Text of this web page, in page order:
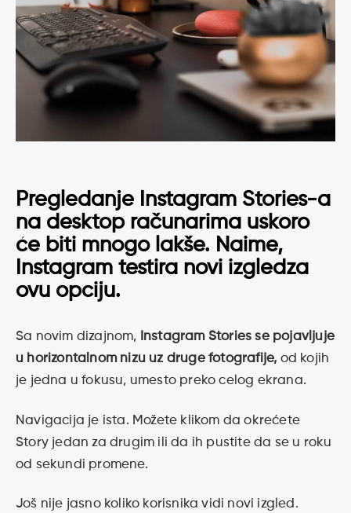
Pregledanje Instagram Stories-a
na desktop računarima uskoro
će biti mnogo lakše. Naime,
Instagram testira novi izgledza
ovu opciju.
Sa novim dizajnom, Instagram Stories se pojavljuje
u horizontalnom nizu uz druge fotografije, od kojih
je jedna u fokusu, umesto preko celog ekrana.
Navigacija je ista. Možete klikom da okrećete
Story jedan za drugim ili da ih pustite da se u roku
od sekundi promene.
Još nije jasno koliko korisnika vidi novi izgled.